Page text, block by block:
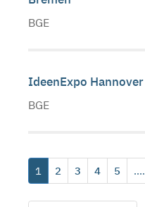
BGE
IdeenExpo Hannover
BGE
1 2 3 4 5 ....